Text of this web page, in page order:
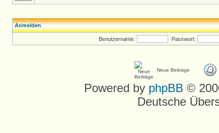
Anmelden
Benutzername: Passwort:
Neue Beiträge
Powered by phpBB ©
Deutsche